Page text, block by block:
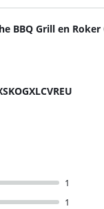
BBQ Grill en Roker
reviews.
1
1